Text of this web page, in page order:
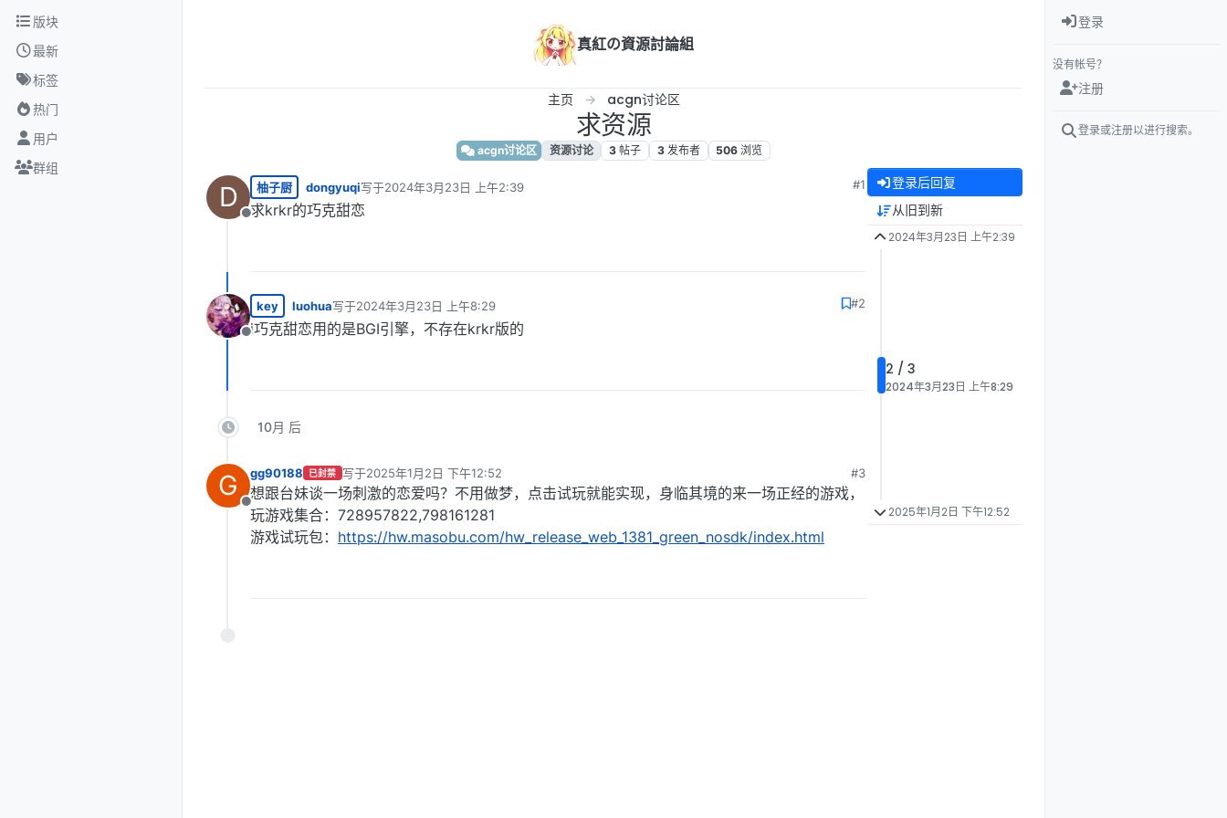
跳转至内容
版块
最新
标签
热门
用户
群组
真紅の資源討論組
主页 acgn讨论区
求资源
acgn讨论区 资源讨论 3 帖子 3 发布者 506 浏览
D
离线
柚子厨 dongyuqi写于2024年3月23日 上午2:39
最后由 编辑
#1
求krkr的巧克甜恋
离线
key luohua写于2024年3月23日 上午8:29
最后由 编辑
#2
i巧克甜恋用的是BGI引擎，不存在krkr版的
10月 后
G
离线
gg90188 已封禁 写于2025年1月2日 下午12:52
最后由 编辑
#3
想跟台妹谈一场刺激的恋爱吗？不用做梦，点击试玩就能实现，身临其境的来一场正经的游戏，
玩游戏集合：728957822,798161281
游戏试玩包： https://hw.masobu.com/hw_release_web_1381_green_nosdk/index.html
登录后回复
从旧到新
2024年3月23日 上午2:39
2 / 3
2024年3月23日 上午8:29
2025年1月2日 下午12:52
登录
没有帐号？
注册
登录或注册以进行搜索。